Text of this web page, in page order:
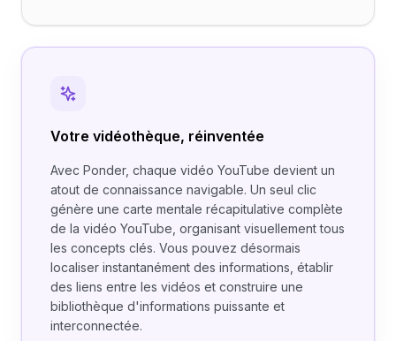
Votre vidéothèque, réinventée
Avec Ponder, chaque vidéo YouTube devient un
atout de connaissance navigable. Un seul clic
génère une carte mentale récapitulative complète
de la vidéo YouTube, organisant visuellement tous
les concepts clés. Vous pouvez désormais
localiser instantanément des informations, établir
des liens entre les vidéos et construire une
bibliothèque d'informations puissante et
interconnectée.